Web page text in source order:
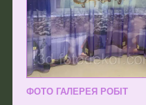
ФОТО ГАЛЕРЕЯ РОБІТ